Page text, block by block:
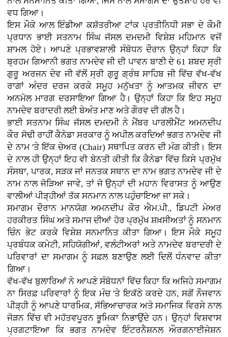
ਵਧ ਗਿਆ।
ਇਸ ਮੌਕੇ ਆਲ ਇੰਡੀਆ ਕਸ਼ੱਤਰੀਆ ਟਾਂਕ ਪ੍ਰਤੀਨਿਧੀ ਸਭਾ ਦੇ ਕੌਮੀ
ਪ੍ਰਧਾਨ ਭਾਈ ਸਤਨਾਮ ਸਿੰਘ ਜੱਸਲ ਦਮਦਮੀ ਵਿਸ਼ੇਸ਼ ਮਹਿਮਾਨ ਵਜੋਂ
ਸ਼ਾਮਲ ਹੋਏ। ਆਪਣੇ ਪ੍ਰਭਾਵਸ਼ਾਲੀ ਸੰਬੋਧਨ ਦੌਰਾਨ ਉਨ੍ਹਾਂ ਕਿਹਾ ਕਿ
ਬ੍ਰਹਮ ਗਿਆਨੀ ਭਗਤ ਨਾਮਦੇਵ ਜੀ ਦੀ ਪਾਵਨ ਬਾਣੀ ਦੇ 61 ਸ਼ਬਦ ਸ੍ਰੀ
ਗੁਰੂ ਅਰਜਨ ਦੇਵ ਜੀ ਵੱਲੋਂ ਸ੍ਰੀ ਗੁਰੂ ਗ੍ਰੰਥ ਸਾਹਿਬ ਜੀ ਵਿੱਚ ਵੱਖ-ਵੱਖ
ਰਾਗਾਂ ਅੰਦਰ ਦਰਜ ਕਰਕੇ ਸਮੂਹ ਮਨੁੱਖਤਾ ਨੂੰ ਆਤਮਕ ਜੀਵਨ ਦਾ
ਅਨਮੋਲ ਮਾਰਗ ਦਰਸਾਇਆ ਗਿਆ ਹੈ। ਉਨ੍ਹਾਂ ਕਿਹਾ ਕਿ ਇਹ ਸਮੂਹ
ਨਾਮਦੇਵ ਬਰਾਦਰੀ ਲਈ ਬੇਅੰਤ ਮਾਣ ਅਤੇ ਗੌਰਵ ਦੀ ਗੱਲ ਹੈ।
ਭਾਈ ਸਤਨਾਮ ਸਿੰਘ ਜੱਸਲ ਦਮਦਮੀ ਨੇ ਮੈਂਬਰ ਪਾਰਲੀਮੈਂਟ ਅਮਨਦੀਪ
ਕੌਰ ਸੋਢੀ ਰਾਹੀਂ ਕੈਨੇਡਾ ਸਰਕਾਰ ਨੂੰ ਅਪੀਲ ਕਰਦਿਆਂ ਭਗਤ ਨਾਮਦੇਵ ਜੀ
ਦੇ ਨਾਮ 'ਤੇ ਇੱਕ ਚੇਅਰ (Chair) ਸਥਾਪਿਤ ਕਰਨ ਦੀ ਮੰਗ ਕੀਤੀ। ਇਸ
ਦੇ ਨਾਲ ਹੀ ਉਨ੍ਹਾਂ ਇਹ ਵੀ ਬੇਨਤੀ ਕੀਤੀ ਕਿ ਕੈਨੇਡਾ ਵਿੱਚ ਕਿਸੇ ਪ੍ਰਮੁੱਖ
ਸੰਸਥਾ, ਪਾਰਕ, ਸੜਕ ਜਾਂ ਜਨਤਕ ਸਥਾਨ ਦਾ ਨਾਮ ਭਗਤ ਨਾਮਦੇਵ ਜੀ ਦੇ
ਨਾਮ ਨਾਲ ਜੋੜਿਆ ਜਾਵੇ, ਤਾਂ ਜੋ ਉਨ੍ਹਾਂ ਦੀ ਮਹਾਨ ਵਿਰਾਸਤ ਨੂੰ ਆਉਣ
ਵਾਲੀਆਂ ਪੀੜ੍ਹੀਆਂ ਤੱਕ ਸਨਮਾਨ ਨਾਲ ਪਹੁੰਚਾਇਆ ਜਾ ਸਕੇ।
ਸਮਾਗਮ ਦੌਰਾਨ ਮਾਨਯੋਗ ਅਮਨਦੀਪ ਕੌਰ ਐਮ.ਪੀ., ਡਿਪਟੀ ਮੇਅਰ
ਹਰਕੀਰਤ ਸਿੰਘ ਅਤੇ ਸਮਾਜ ਦੀਆਂ ਹੋਰ ਪ੍ਰਮੁੱਖ ਸ਼ਖ਼ਸੀਅਤਾਂ ਨੂੰ ਸਨਮਾਨ
ਚਿੰਨ ਭੇਟ ਕਰਕੇ ਵਿਸ਼ੇਸ਼ ਸਨਮਾਨਿਤ ਕੀਤਾ ਗਿਆ। ਇਸ ਮੌਕੇ ਸਮੂਹ
ਪ੍ਰਬੰਧਕ ਕਮੇਟੀ, ਸਹਿਯੋਗੀਆਂ, ਵਲੰਟੀਅਰਾਂ ਅਤੇ ਨਾਮਦੇਵ ਬਰਾਦਰੀ ਦੇ
ਪਰਿਵਾਰਾਂ ਦਾ ਸਮਾਗਮ ਨੂੰ ਸਫ਼ਲ ਬਣਾਉਣ ਲਈ ਦਿਲੋਂ ਧੰਨਵਾਦ ਕੀਤਾ
ਗਿਆ।
ਵੱਖ-ਵੱਖ ਬੁਲਾਰਿਆਂ ਨੇ ਆਪਣੇ ਸੰਬੋਧਨਾਂ ਵਿੱਚ ਕਿਹਾ ਕਿ ਅਜਿਹੇ ਸਮਾਗਮ
ਨਾ ਸਿਰਫ਼ ਪਰਿਵਾਰਾਂ ਨੂੰ ਇਕ ਮੰਚ 'ਤੇ ਇਕੱਠੇ ਕਰਦੇ ਹਨ, ਸਗੋਂ ਨੌਜਵਾਨ
ਪੀੜ੍ਹੀ ਨੂੰ ਆਪਣੇ ਧਾਰਮਿਕ, ਸੱਭਿਆਚਾਰਕ ਅਤੇ ਸਮਾਜਿਕ ਵਿਰਸੇ ਨਾਲ
ਜੋੜਨ ਵਿੱਚ ਵੀ ਮਹੱਤਵਪੂਰਨ ਭੂਮਿਕਾ ਨਿਭਾਉਂਦੇ ਹਨ। ਉਨ੍ਹਾਂ ਵਿਸ਼ਵਾਸ
ਪ੍ਰਗਟਾਇਆ ਕਿ ਭਗਤ ਨਾਮਦੇਵ ਇੰਟਰਨੈਸ਼ਨਲ ਔਰਗਨਾਈਜੇਸ਼ਨ